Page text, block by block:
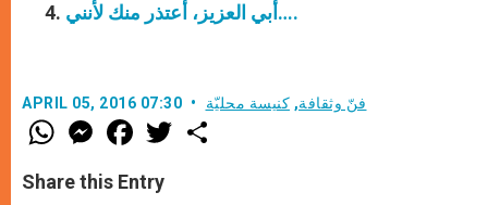
أبي العزيز، أعتذر منك لأنني….
APRIL 05, 2016 07:30 فنّ وثقافة, كنيسة محليّة
W
h
t
s
M
e
s
e
F
a
e
b
w
Share this Entry